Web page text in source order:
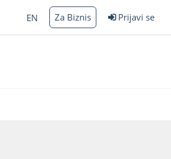
EN Za Biznis Prijavi se